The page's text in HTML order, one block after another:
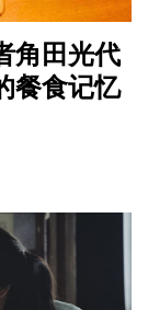
角田光代
餐食记忆